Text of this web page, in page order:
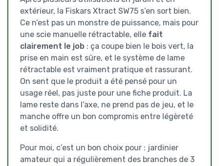
extérieur, la Fiskars Xtract SW75 s’en sort bien.
Ce n’est pas un monstre de puissance, mais pour
une scie manuelle rétractable, elle fait
clairement le job : ça coupe bien le bois vert, la
prise en main est sûre, et le système de lame
rétractable est vraiment pratique et rassurant.
On sent que le produit a été pensé pour un
usage réel, pas juste pour une fiche produit. La
lame reste dans l’axe, ne prend pas de jeu, et le
manche offre un bon compromis entre légèreté
et solidité.
Pour moi, c’est un bon choix pour : jardinier
amateur qui a régulièrement des branches de 3